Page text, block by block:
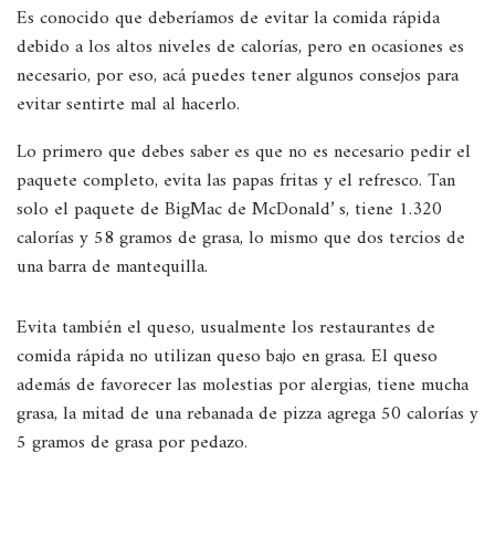
Es conocido que deberíamos de evitar la comida rápida
debido a los altos niveles de calorías, pero en ocasiones es
necesario, por eso, acá puedes tener algunos consejos para
evitar sentirte mal al hacerlo.
Lo primero que debes saber es que no es necesario pedir el
paquete completo, evita las papas fritas y el refresco. Tan
solo el paquete de BigMac de McDonald’ s, tiene 1.320
calorías y 58 gramos de grasa, lo mismo que dos tercios de
una barra de mantequilla.
Evita también el queso, usualmente los restaurantes de
comida rápida no utilizan queso bajo en grasa. El queso
además de favorecer las molestias por alergias, tiene mucha
grasa, la mitad de una rebanada de pizza agrega 50 calorías y
5 gramos de grasa por pedazo.